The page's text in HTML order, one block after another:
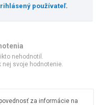
používateľ.
nehodnotil.
nej svoje hodnotenie.
za informácie na